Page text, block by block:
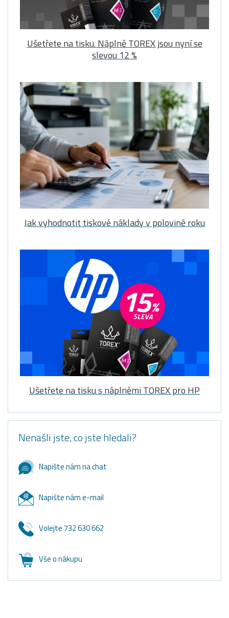
Ušetřete na tisku. Náplně TOREX jsou nyní se
slevou 12 %
Jak vyhodnotit tiskové náklady v polovině roku
Ušetřete na tisku s náplněmi TOREX pro HP
Nenašli jste, co jste hledali?
Napište nám na chat
Napište nám e-mail
Volejte 732 630 662
Vše o nákupu